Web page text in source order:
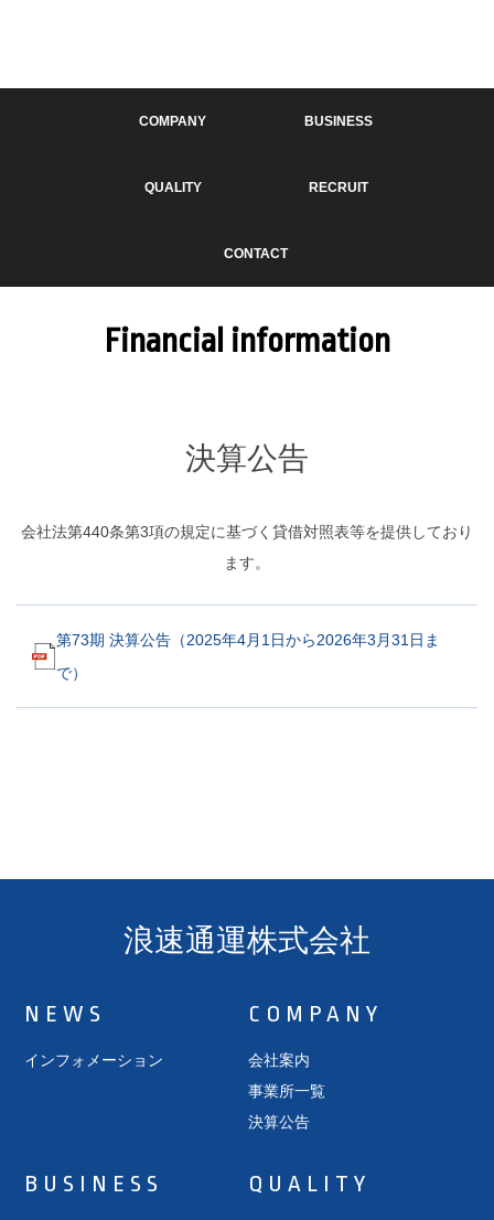
COMPANY BUSINESS
QUALITY RECRUIT
CONTACT
Financial information
決算公告
会社法第440条第3項の規定に基づく貸借対照表等を提供しており
ます。
第73期 決算公告（2025年4月1日から2026年3月31日ま
で）
浪速通運株式会社
NEWS
インフォメーション
COMPANY
会社案内
事業所一覧
決算公告
BUSINESS QUALITY